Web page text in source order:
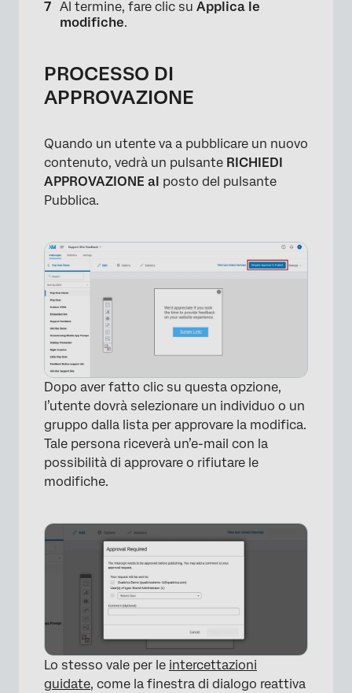
Al termine, fare clic su Applica le
modifiche.
PROCESSO DI
APPROVAZIONE
Quando un utente va a pubblicare un nuovo
contenuto, vedrà un pulsante RICHIEDI
APPROVAZIONE al posto del pulsante
Pubblica.
Dopo aver fatto clic su questa opzione,
l’utente dovrà selezionare un individuo o un
gruppo dalla lista per approvare la modifica.
Tale persona riceverà un’e-mail con la
possibilità di approvare o rifiutare le
modifiche.
Lo stesso vale per le intercettazioni
guidate, come la finestra di dialogo reattiva